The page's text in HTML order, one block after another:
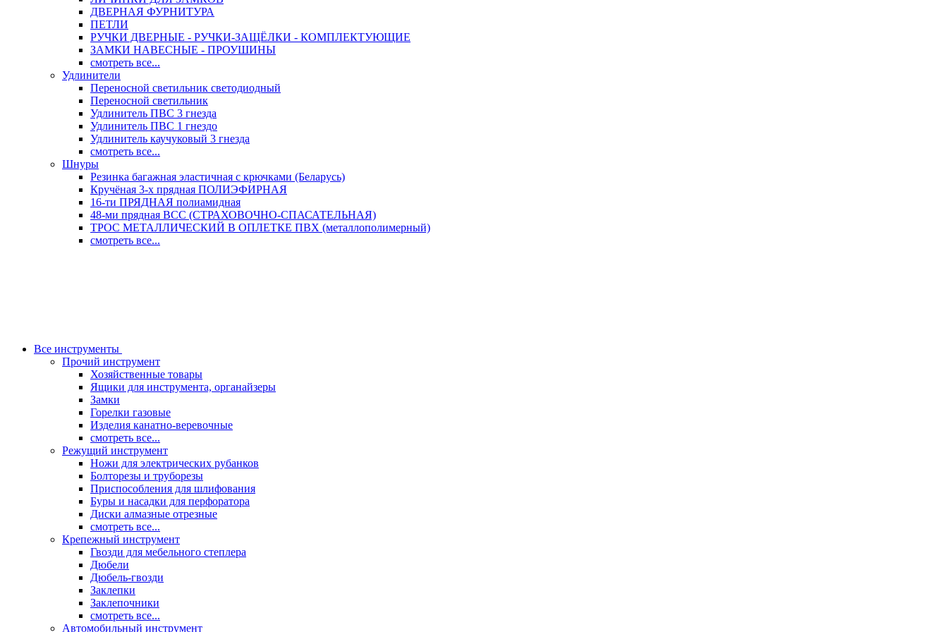
ДВЕРНАЯ ФУРНИТУРА
ПЕТЛИ
РУЧКИ ДВЕРНЫЕ - РУЧКИ-ЗАЩЁЛКИ - КОМПЛЕКТУЮЩИЕ
ЗАМКИ НАВЕСНЫЕ - ПРОУШИНЫ
смотреть все...
Удлинители
Переносной светильник светодиодный
Переносной светильник
Удлинитель ПВС 3 гнезда
Удлинитель ПВС 1 гнездо
Удлинитель каучуковый 3 гнезда
смотреть все...
Шнуры
Резинка багажная эластичная с крючками (Беларусь)
Кручёная 3-х прядная ПОЛИЭФИРНАЯ
16-ти ПРЯДНАЯ полиамидная
48-ми прядная ВСС (СТРАХОВОЧНО-СПАСАТЕЛЬНАЯ)
ТРОС МЕТАЛЛИЧЕСКИЙ В ОПЛЕТКЕ ПВХ (металлополимерный)
смотреть все...
Все инструменты
Прочий инструмент
Хозяйственные товары
Ящики для инструмента, органайзеры
Замки
Горелки газовые
Изделия канатно-веревочные
смотреть все...
Режущий инструмент
Ножи для электрических рубанков
Болторезы и труборезы
Приспособления для шлифования
Буры и насадки для перфоратора
Диски алмазные отрезные
смотреть все...
Крепежный инструмент
Гвозди для мебельного степлера
Дюбели
Дюбель-гвозди
Заклепки
Заклепочники
смотреть все...
Автомобильный инструмент